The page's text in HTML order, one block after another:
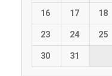
16 17 18
23 24 25
30 31